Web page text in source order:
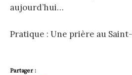
aujourd’hui…
Pratique : Une prière au
Partager :